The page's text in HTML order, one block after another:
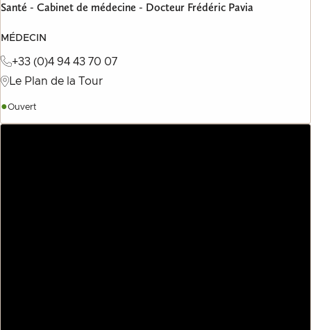
Santé - Cabinet de médecine - Docteur Frédéric Pavia
MÉDECIN
+33 (0)4 94 43 70 07
Le Plan de la Tour
●Ouvert